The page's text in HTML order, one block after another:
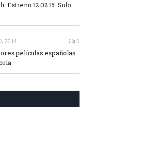
Estreno 12.02.15. Solo
2014 0
películas españolas